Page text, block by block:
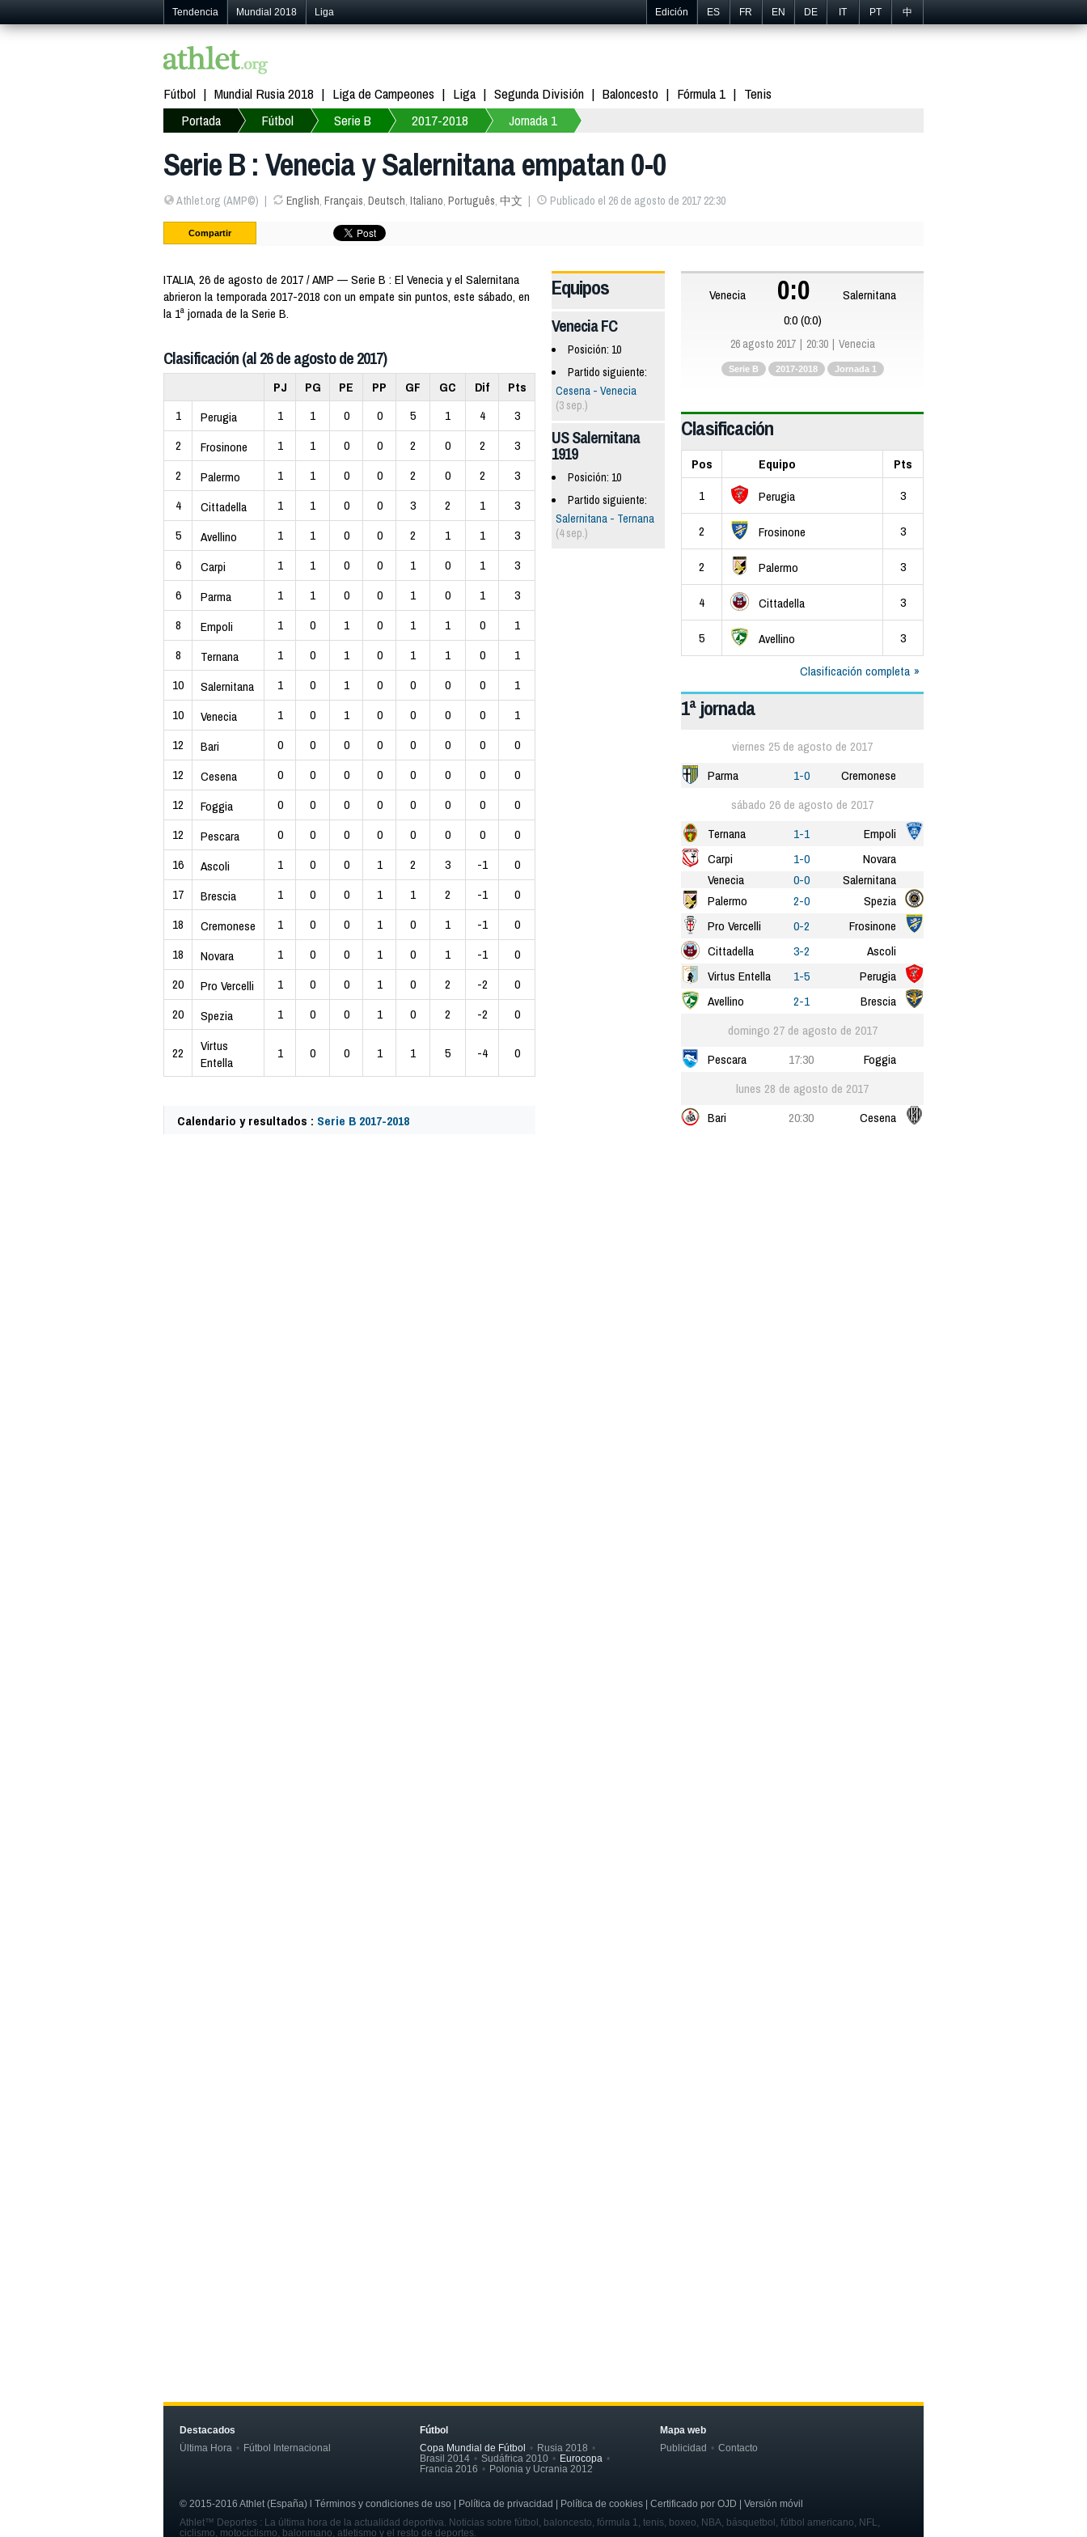
Tendencia Mundial 2018 Liga Edición ES FR EN DE IT PT 中
Fútbol Mundial Rusia 2018 Liga de Campeones Liga Segunda División Baloncesto Fórmula 1
Tenis
Portada
Fútbol Serie B 2017-2018 Jornada 1
Serie B : Venecia y Salernitana empatan 0-0
Athlet.org (AMP©) English, Français, Deutsch, Italiano, Português, 中文 Publicado el 26 de agosto de 2017 22:30
Compartir
ITALIA, 26 de agosto de 2017 / AMP — Serie B : El Venecia y el Salernitana
abrieron la temporada 2017-2018 con un empate sin puntos, este sábado, en
la 1ª jornada de la Serie B.
Clasificación (al 26 de agosto de 2017)
PJ PG PE PP GF GC Dif
Pts
1
Perugia 1 1 0 0 5 1 4
3
2
Frosinone 1 1 0 0 2 0 2
3
2
Palermo 1 1 0 0 2 0 2
3
4
Cittadella 1 1 0 0 3 2 1
3
5
Avellino 1 1 0 0 2 1 1
3
6
Carpi 1 1 0 0 1 0 1
3
6
Parma 1 1 0 0 1 0 1
3
8
Empoli 1 0 1 0 1 1 0
1
8
Ternana 1 0 1 0 1 1 0
1
10
Salernitana 1 0 1 0 0 0 0
1
10
Venecia 1 0 1 0 0 0 0
1
12
Bari 0 0 0 0 0 0 0
0
12
Cesena 0 0 0 0 0 0 0
0
12
Foggia 0 0 0 0 0 0 0
0
12
Pescara 0 0 0 0 0 0 0
0
16
Ascoli 1 0 0 1 2 3 -1
0
17
Brescia 1 0 0 1 1 2 -1
0
18
Cremonese 1 0 0 1 0 1 -1
0
18
Novara 1 0 0 1 0 1 -1
0
20
Pro Vercelli 1 0 0 1 0 2 -2
0
20
Spezia 1 0 0 1 0 2 -2 0
22
Virtus
Entella
1 0 0 1 1 5 -4 0
Calendario y resultados : Serie B 2017-2018
Equipos
Venecia FC
Posición: 10
Partido siguiente:
Cesena - Venecia
(3 sep.)
US Salernitana
1919
Posición: 10
Partido siguiente:
Salernitana - Ternana
(4 sep.)
Venecia 0:0
Salernitana
0:0 (0:0)
26 agosto 2017 20:30 Venecia
Serie B 2017-2018 Jornada 1
Clasificación
Pos Equipo
Pts
1
Perugia 3
2 Frosinone 3
2 Palermo 3
4 Cittadella 3
5 Avellino
3
Clasificación completa
1ª jornada
viernes 25 de agosto de 2017
Parma
1-0
Cremonese
sábado 26 de agosto de 2017
Ternana
1-1
Empoli
Carpi
1-0
Novara
Venecia
0-0
Salernitana
Palermo
2-0
Spezia
Pro Vercelli
0-2
Frosinone
Cittadella
3-2
Ascoli
Virtus Entella
1-5
Perugia
Avellino
2-1
Brescia
domingo 27 de agosto de 2017
Pescara
17:30
Foggia
lunes 28 de agosto de 2017
Bari
20:30 Cesena
Destacados
Última Hora
Fútbol Internacional
Fútbol
Copa Mundial de Fútbol
Rusia 2018
Brasil 2014
Sudáfrica 2010
Eurocopa
Francia 2016
Polonia y Ucrania 2012
Mapa web
Publicidad
Contacto
© 2015-2016 Athlet (España) l Términos y condiciones de uso | Política de privacidad | Política de cookies | Certificado por OJD | Versión móvil
Athlet™ Deportes : La última hora de la actualidad deportiva. Noticias sobre fútbol, baloncesto, fórmula 1, tenis, boxeo, NBA, básquetbol, fútbol americano, NFL,
ciclismo, motociclismo, balonmano, atletismo y el resto de deportes.